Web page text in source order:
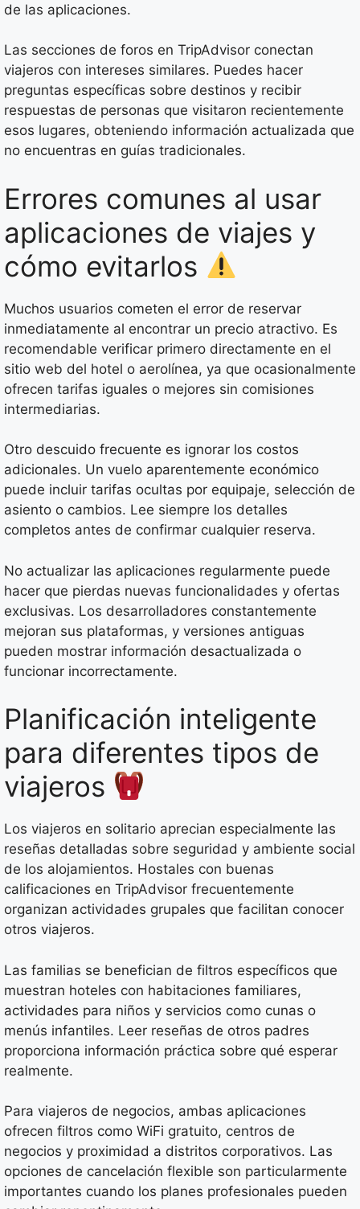
de las aplicaciones.
Las secciones de foros en TripAdvisor conectan
viajeros con intereses similares. Puedes hacer
preguntas específicas sobre destinos y recibir
respuestas de personas que visitaron recientemente
esos lugares, obteniendo información actualizada que
no encuentras en guías tradicionales.
Errores comunes al usar
aplicaciones de viajes y
cómo evitarlos
Muchos usuarios cometen el error de reservar
inmediatamente al encontrar un precio atractivo. Es
recomendable verificar primero directamente en el
sitio web del hotel o aerolínea, ya que ocasionalmente
ofrecen tarifas iguales o mejores sin comisiones
intermediarias.
Otro descuido frecuente es ignorar los costos
adicionales. Un vuelo aparentemente económico
puede incluir tarifas ocultas por equipaje, selección de
asiento o cambios. Lee siempre los detalles
completos antes de confirmar cualquier reserva.
No actualizar las aplicaciones regularmente puede
hacer que pierdas nuevas funcionalidades y ofertas
exclusivas. Los desarrolladores constantemente
mejoran sus plataformas, y versiones antiguas
pueden mostrar información desactualizada o
funcionar incorrectamente.
Planificación inteligente
para diferentes tipos de
viajeros
Los viajeros en solitario aprecian especialmente las
reseñas detalladas sobre seguridad y ambiente social
de los alojamientos. Hostales con buenas
calificaciones en TripAdvisor frecuentemente
organizan actividades grupales que facilitan conocer
otros viajeros.
Las familias se benefician de filtros específicos que
muestran hoteles con habitaciones familiares,
actividades para niños y servicios como cunas o
menús infantiles. Leer reseñas de otros padres
proporciona información práctica sobre qué esperar
realmente.
Para viajeros de negocios, ambas aplicaciones
ofrecen filtros como WiFi gratuito, centros de
negocios y proximidad a distritos corporativos. Las
opciones de cancelación flexible son particularmente
importantes cuando los planes profesionales pueden